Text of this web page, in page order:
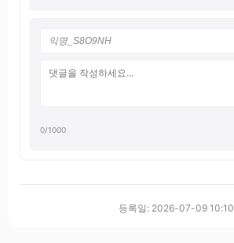
0/1000
등록일: 2026-07-09 10:10